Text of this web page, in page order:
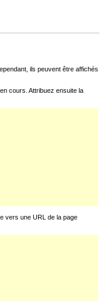
ils peuvent être affichés
cours. Attribuez ensuite la
vers une URL de la page